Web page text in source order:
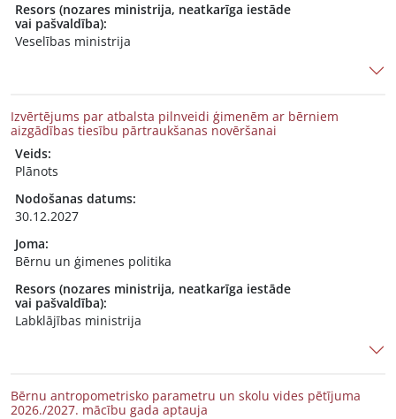
Resors (nozares ministrija, neatkarīga iestāde
vai pašvaldība):
Veselības ministrija
Izvērtējums par atbalsta pilnveidi ģimenēm ar bērniem
aizgādības tiesību pārtraukšanas novēršanai
Veids:
Plānots
Nodošanas datums:
30.12.2027
Joma:
Bērnu un ģimenes politika
Resors (nozares ministrija, neatkarīga iestāde
vai pašvaldība):
Labklājības ministrija
Bērnu antropometrisko parametru un skolu vides pētījuma
2026./2027. mācību gada aptauja